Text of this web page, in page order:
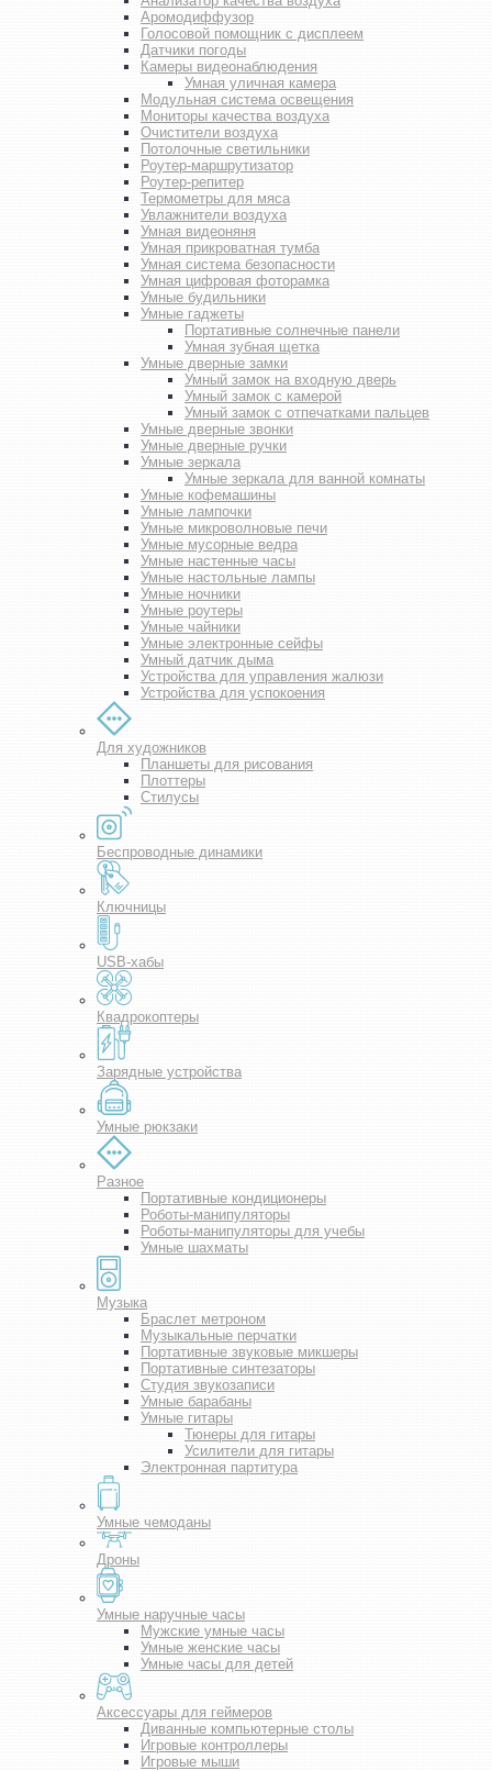
Аромодиффузор
Голосовой помощник с дисплеем
Датчики погоды
Камеры видеонаблюдения
Умная уличная камера
Модульная система освещения
Мониторы качества воздуха
Очистители воздуха
Потолочные светильники
Роутер-маршрутизатор
Роутер-репитер
Термометры для мяса
Увлажнители воздуха
Умная видеоняня
Умная прикроватная тумба
Умная система безопасности
Умная цифровая фоторамка
Умные будильники
Умные гаджеты
Портативные солнечные панели
Умная зубная щетка
Умные дверные замки
Умный замок на входную дверь
Умный замок с камерой
Умный замок с отпечатками пальцев
Умные дверные звонки
Умные дверные ручки
Умные зеркала
Умные зеркала для ванной комнаты
Умные кофемашины
Умные лампочки
Умные микроволновые печи
Умные мусорные ведра
Умные настенные часы
Умные настольные лампы
Умные ночники
Умные роутеры
Умные чайники
Умные электронные сейфы
Умный датчик дыма
Устройства для управления жалюзи
Устройства для успокоения
Для художников
Планшеты для рисования
Плоттеры
Стилусы
Беспроводные динамики
Ключницы
USB-хабы
Квадрокоптеры
Зарядные устройства
Умные рюкзаки
Разное
Портативные кондиционеры
Роботы-манипуляторы
Роботы-манипуляторы для учебы
Умные шахматы
Музыка
Браслет метроном
Музыкальные перчатки
Портативные звуковые микшеры
Портативные синтезаторы
Студия звукозаписи
Умные барабаны
Умные гитары
Тюнеры для гитары
Усилители для гитары
Электронная партитура
Умные чемоданы
Дроны
Умные наручные часы
Мужские умные часы
Умные женские часы
Умные часы для детей
Аксессуары для геймеров
Диванные компьютерные столы
Игровые контроллеры
Игровые мыши